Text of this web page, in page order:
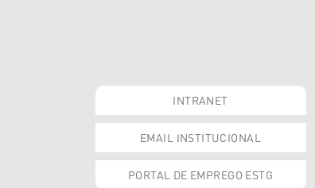
INTRANET
EMAIL INSTITUCIONAL
PORTAL DE EMPREGO ESTG